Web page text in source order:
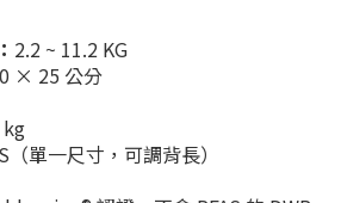
2.2 ~ 11.2 KG
× 25 公分
kg
（單一尺寸，可調背長）